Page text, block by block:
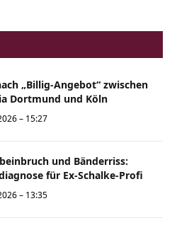
„Billig-Angebot“ zwischen
Dortmund und Köln
– 15:27
und Bänderriss:
für Ex-Schalke-Profi
– 13:35